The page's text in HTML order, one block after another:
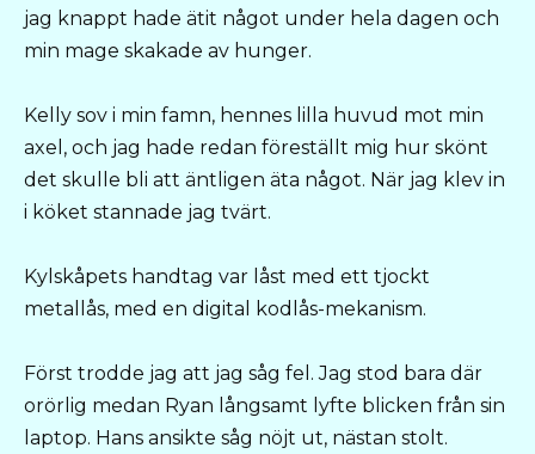
jag knappt hade ätit något under hela dagen och
min mage skakade av hunger.
Kelly sov i min famn, hennes lilla huvud mot min
axel, och jag hade redan föreställt mig hur skönt
det skulle bli att äntligen äta något. När jag klev in
i köket stannade jag tvärt.
Kylskåpets handtag var låst med ett tjockt
metallås, med en digital kodlås-mekanism.
Först trodde jag att jag såg fel. Jag stod bara där
orörlig medan Ryan långsamt lyfte blicken från sin
laptop. Hans ansikte såg nöjt ut, nästan stolt.